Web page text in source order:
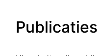
Publicaties